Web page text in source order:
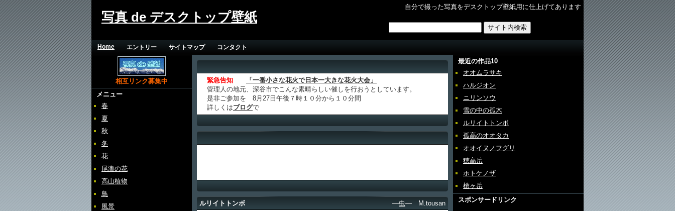
自分で撮った写真をデスクトップ壁紙用に仕上げてあります
写真 de デスクトップ壁紙
Home エントリー サイトマップ コンタクト
相互リンク募集中
メニュー
春
夏
秋
冬
花
尾瀬の花
高山植物
鳥
風景
緊急告知
「一番小さな花火で日本一大きな花火大会」
管理人の地元、深谷市でこんな素晴らしい催しを行おうとしています。
是非ご参加を 8月27日午後７時１０分から１０分間
詳しくはブログで
ルリイトトンボ ―虫― M.tousan
最近の作品10
オオムラサキ
ハルジオン
ニリンソウ
雪の中の孤木
ルリイトトンボ
孤高のオオタカ
オオイヌノフグリ
穂高岳
ホトケノザ
槍ヶ岳
スポンサードリンク